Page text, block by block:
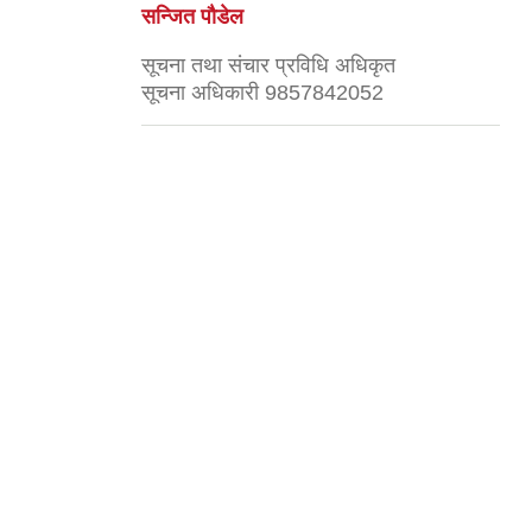
सन्जित पौडेल
सूचना तथा संचार प्रविधि अधिकृत
सूचना अधिकारी 9857842052